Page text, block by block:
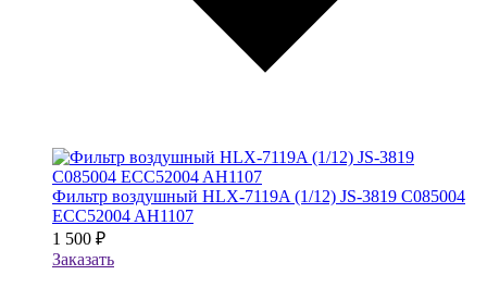
Фильтр воздушный HLX-7119A (1/12) JS-3819 C085004
ECC52004 AH1107
1 500 ₽
Заказать